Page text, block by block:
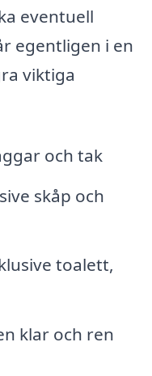
eventuell
egentligen i en
viktiga
och tak
skåp och
toalett,
klar och ren